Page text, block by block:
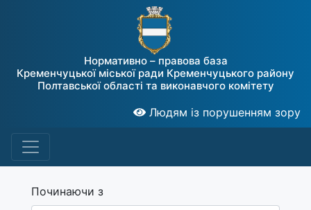
Нормативно – правова база
Кременчуцької міської ради Кременчуцького району
Полтавської області та виконавчого комітету
Людям із порушенням зору
Починаючи з